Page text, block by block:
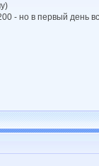
- но в первый день